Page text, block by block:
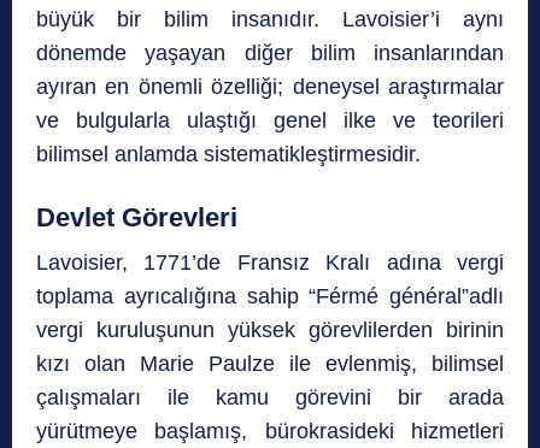
büyük bir bilim insanıdır. Lavoisier’i aynı
dönemde yaşayan diğer bilim insanlarından
ayıran en önemli özelliği; deneysel araştırmalar
ve bulgularla ulaştığı genel ilke ve teorileri
bilimsel anlamda sistematikleştirmesidir.
Devlet Görevleri
Lavoisier, 1771’de Fransız Kralı adına vergi
toplama ayrıcalığına sahip “Férmé général”adlı
vergi kuruluşunun yüksek görevlilerden birinin
kızı olan Marie Paulze ile evlenmiş, bilimsel
çalışmaları ile kamu görevini bir arada
yürütmeye başlamış, bürokrasideki hizmetleri